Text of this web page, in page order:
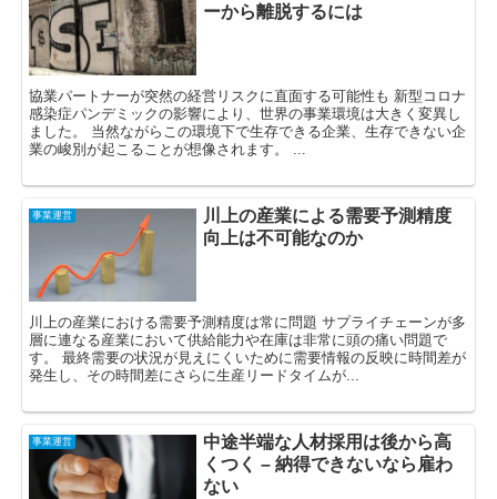
ーから離脱するには
協業パートナーが突然の経営リスクに直面する可能性も 新型コロナ
感染症パンデミックの影響により、世界の事業環境は大きく変異し
ました。 当然ながらこの環境下で生存できる企業、生存できない企
業の峻別が起こることが想像されます。 ...
事業運営
川上の産業による需要予測精度
向上は不可能なのか
川上の産業における需要予測精度は常に問題 サプライチェーンが多
層に連なる産業において供給能力や在庫は非常に頭の痛い問題で
す。 最終需要の状況が見えにくいために需要情報の反映に時間差が
発生し、その時間差にさらに生産リードタイムが...
事業運営
中途半端な人材採用は後から高
くつく – 納得できないなら雇わ
ない